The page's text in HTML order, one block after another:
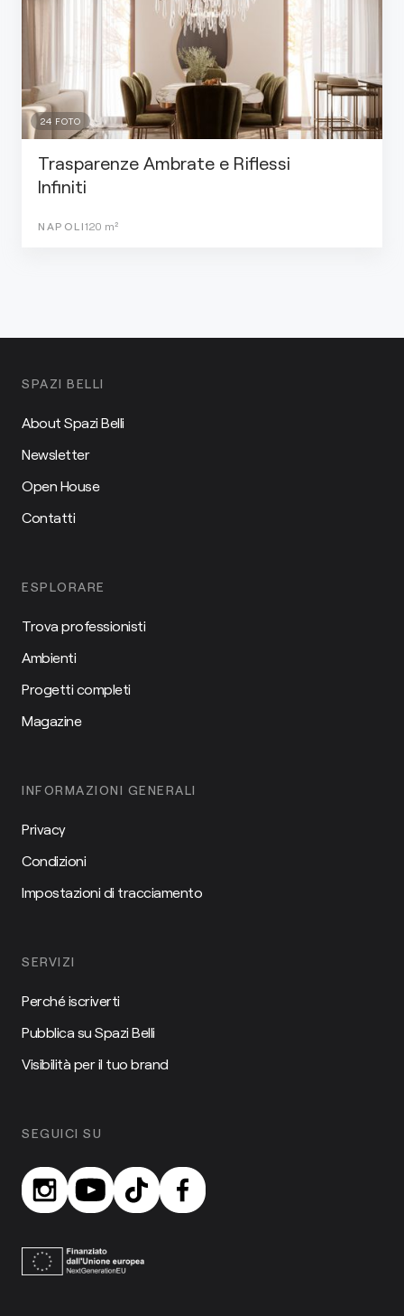
24 FOTO
Trasparenze Ambrate e Riflessi
Infiniti
NAPOLI120 m²
SPAZI BELLI
About Spazi Belli
Newsletter
Open House
Contatti
ESPLORARE
Trova professionisti
Ambienti
Progetti completi
Magazine
INFORMAZIONI GENERALI
Privacy
Condizioni
Impostazioni di tracciamento
SERVIZI
Perché iscriverti
Pubblica su Spazi Belli
Visibilità per il tuo brand
SEGUICI SU